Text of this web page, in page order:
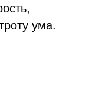
ума.